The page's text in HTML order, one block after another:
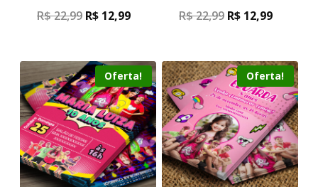
R$22,99 R$ 12,99 R$22,99 R$ 12,99
Oferta! Oferta!